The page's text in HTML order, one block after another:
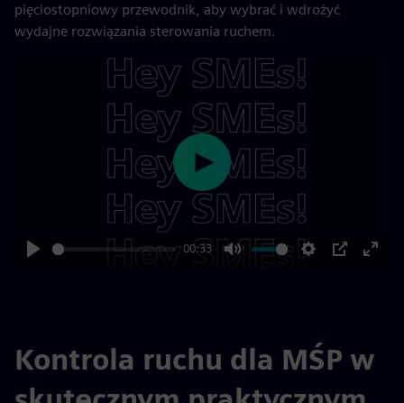
pięciostopniowy przewodnik, aby wybrać i wdrożyć
wydajne rozwiązania sterowania ruchem.
00:33
Play
Kontrola ruchu dla MŚP w